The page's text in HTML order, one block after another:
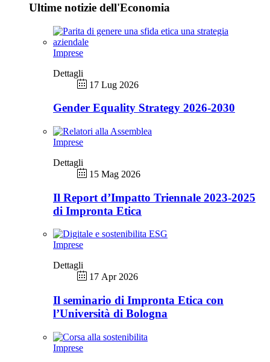
Ultime notizie dell'Economia
Imprese
Dettagli
17 Lug 2026
Gender Equality Strategy 2026-2030
Imprese
Dettagli
15 Mag 2026
Il Report d’Impatto Triennale 2023-2025
di Impronta Etica
Imprese
Dettagli
17 Apr 2026
Il seminario di Impronta Etica con
l’Università di Bologna
Imprese